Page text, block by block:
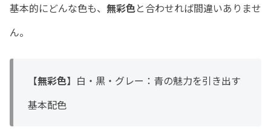
基本的にどんな色も、 無彩色と合わせれば間違いありませ
ん。
【無彩色】白・黒・グレー：青の魅力を引き出す
基本配色